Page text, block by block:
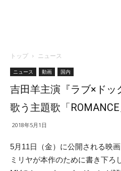
トップ ニュース
ニュース 動画 国内
吉田羊主演『ラブ×ドッ
歌う主題歌「
2018年5月1日
5月11日（金）に公開される映
ミリヤが本作のために書き下ろ